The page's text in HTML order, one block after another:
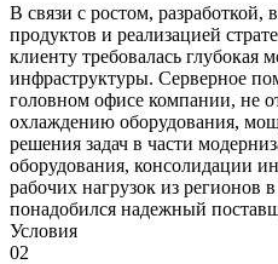
В связи с ростом,
продуктов и реализацией
клиенту требовалась глубокая
инфраструктуры. Серверное
головном офисе компании, не
охлаждению оборудования,
решения задач в части
оборудования, консолидации
рабочих нагрузок из регионов
понадобился надежный
Условия
02